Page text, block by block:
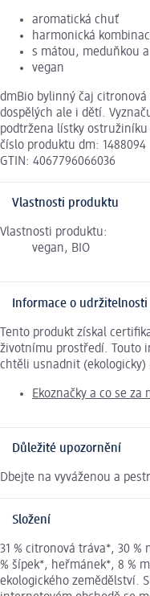
aromatická chuť
harmonická
s mátou, meduňkou
vegan
dmBio bylinný čaj
dospělých ale i dětí.
podtržena lístky
číslo produktu dm: 1488094
GTIN: 4067796066036
Vlastnosti produktu
Vlastnosti produktu:
vegan, BIO
Informace o
Tento produkt získal
životnímu prostředí. Touto
chtěli usnadnit
Ekoznačky a co se za
Důležité upozornění
Dbejte na vyváženou a
Složení
31 % citronová tráva*, 30
% šípek*, heřmánek*, 8 %
ekologického zemědělství.